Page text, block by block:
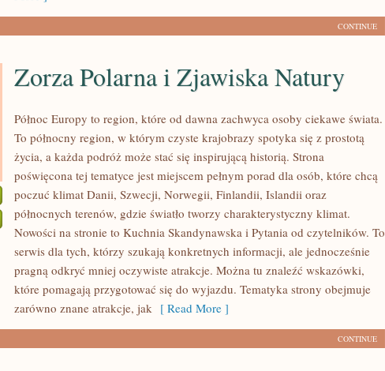
CONTINUE
ZORZA
POLARNA
ZJAWISKA
NATURY
Zorza Polarna i Zjawiska Natury
Północ Europy to region, które od dawna zachwyca osoby ciekawe świata.
To północny region, w którym czyste krajobrazy spotyka się z prostotą
życia, a każda podróż może stać się inspirującą historią. Strona
poświęcona tej tematyce jest miejscem pełnym porad dla osób, które chcą
poczuć klimat Danii, Szwecji, Norwegii, Finlandii, Islandii oraz
północnych terenów, gdzie światło tworzy charakterystyczny klimat.
Nowości na stronie to Kuchnia Skandynawska i Pytania od czytelników. To
serwis dla tych, którzy szukają konkretnych informacji, ale jednocześnie
pragną odkryć mniej oczywiste atrakcje. Można tu znaleźć wskazówki,
które pomagają przygotować się do wyjazdu. Tematyka strony obejmuje
zarówno znane atrakcje, jak [ Read More ]
CONTINUE